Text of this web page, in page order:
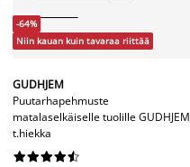
-64%
Niin kauan kuin tavaraa riittää
GUDHJEM
Puutarhapehmuste
matalaselkäiselle tuolille GUDHJEM
t.hiekka





